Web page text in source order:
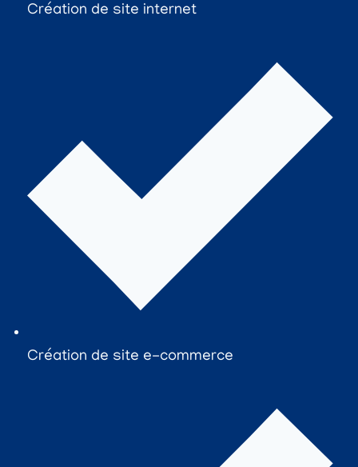
Création de site internet
Création de site e-commerce